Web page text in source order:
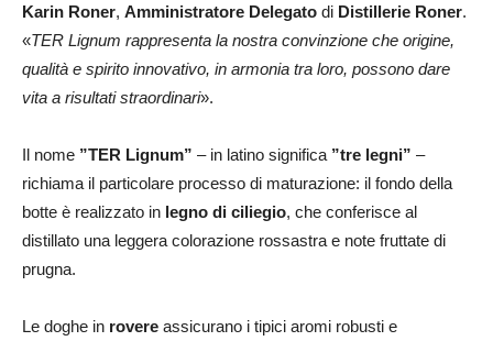
Karin Roner, Amministratore Delegato di Distillerie Roner.
«TER Lignum rappresenta la nostra convinzione che origine,
qualità e spirito innovativo, in armonia tra loro, possono dare
vita a risultati straordinari».
Il nome ”TER Lignum” – in latino significa ”tre legni” –
richiama il particolare processo di maturazione: il fondo della
botte è realizzato in legno di ciliegio, che conferisce al
distillato una leggera colorazione rossastra e note fruttate di
prugna.
Le doghe in rovere assicurano i tipici aromi robusti e